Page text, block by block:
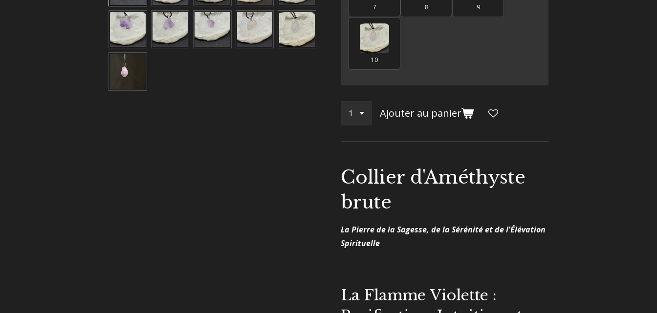
7 8 9
10
Ajouter au panier
Collier d'Améthyste
brute
La Pierre de la Sagesse, de la Sérénité et de l'Élévation
Spirituelle
La Flamme Violette :